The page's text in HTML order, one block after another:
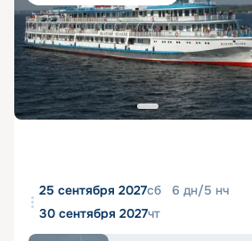
25 сентября 2027сб 6 дн/5 нч
30 сентября 2027чт